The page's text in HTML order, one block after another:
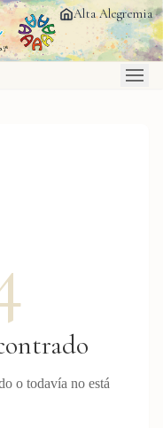
Alta Alegremia
o todavía no está